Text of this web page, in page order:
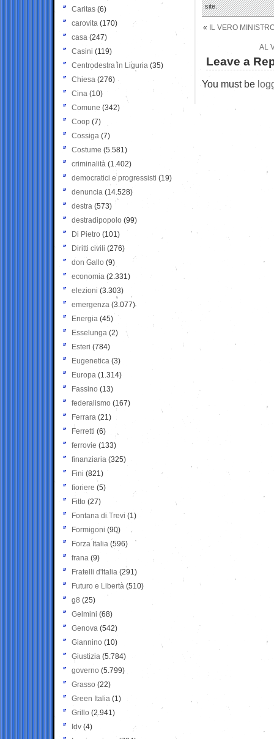
site.
« IL VERO
AL
Leave a
You must be
Caritas (6)
carovita (170)
casa (247)
Casini (119)
Centrodestra in Liguria (35)
Chiesa (276)
Cina (10)
Comune (342)
Coop (7)
Cossiga (7)
Costume (5.581)
criminalità (1.402)
democratici e progressisti (19)
denuncia (14.528)
destra (573)
destradipopolo (99)
Di Pietro (101)
Diritti civili (276)
don Gallo (9)
economia (2.331)
elezioni (3.303)
emergenza (3.077)
Energia (45)
Esselunga (2)
Esteri (784)
Eugenetica (3)
Europa (1.314)
Fassino (13)
federalismo (167)
Ferrara (21)
Ferretti (6)
ferrovie (133)
finanziaria (325)
Fini (821)
fioriere (5)
Fitto (27)
Fontana di Trevi (1)
Formigoni (90)
Forza Italia (596)
frana (9)
Fratelli d'Italia (291)
Futuro e Libertà (510)
g8 (25)
Gelmini (68)
Genova (542)
Giannino (10)
Giustizia (5.784)
governo (5.799)
Grasso (22)
Green Italia (1)
Grillo (2.941)
Idv (4)